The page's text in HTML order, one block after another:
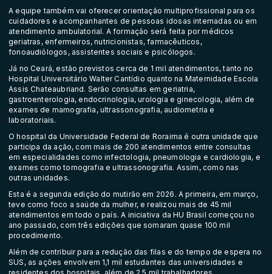
A equipe também vai oferecer orientação multiprofissional para os
cuidadores e acompanhantes de pessoas idosas internadas ou em
atendimento ambulatorial. A formação será feita por médicos
geriatras, enfermeiros, nutricionistas, farmacêuticos,
fonoaudiólogos, assistentes sociais e psicólogos.
Já no Ceará, estão previstos cerca de 1 mil atendimentos, tanto no
Hospital Universitário Walter Cantídio quanto na Maternidade Escola
Assis Chateaubriand. Serão consultas em geriatria,
gastroenterologia, endocrinologia, urologia e ginecologia, além de
exames de mamografia, ultrassonografia, audiometria e
laboratoriais.
O hospital da Universidade Federal de Roraima é outra unidade que
participa da ação, com mais de 200 atendimentos entre consultas
em especialidades como infectologia, pneumologia e cardiologia, e
exames como tomografia e ultrassonografia. Assim, como nas
outras unidades.
Esta é a segunda edição do mutirão em 2026. A primeira, em março,
teve como foco a saúde da mulher, e realizou mais de 45 mil
atendimentos em todo o país. A iniciativa da HU Brasil começou no
ano passado, com três edições que somaram quase 100 mil
procedimento.
Além de contribuir para a redução das filas e do tempo de espera no
SUS, as ações envolvem 1,1 mil estudantes das universidades e